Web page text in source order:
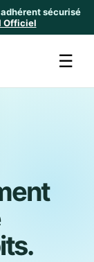
sécurisé
Officiel
☰